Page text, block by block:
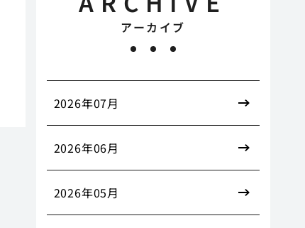
アーカイブ
2026年07月
2026年06月
2026年05月